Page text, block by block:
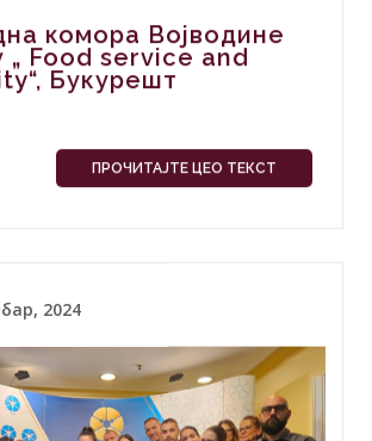
комора Војводине
„ Food service and
Букурешт
ПРОЧИТАЈТЕ ЦЕО ТЕКСТ
2024